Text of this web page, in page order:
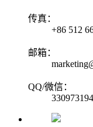
传真：
+86 512
邮箱：
QQ/微信：